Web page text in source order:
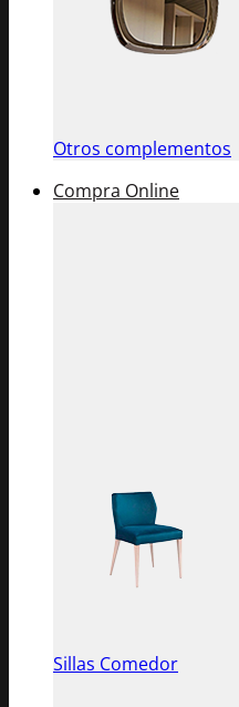
Otros complementos
Compra Online
Sillas Comedor